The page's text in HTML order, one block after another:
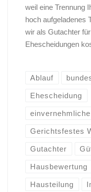
weil eine Trennung
hoch aufgeladenes
wir als Gutachter
Ehescheidungen
Ablauf
Ehescheidung
Gerichtsfestes
Gutachter
Hausbewertung
Hausteilung